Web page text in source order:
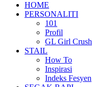
HOME
PERSONALITI
101
Profil
GL Girl Crush
STAIL
How To
Inspirasi
Indeks Fesyen